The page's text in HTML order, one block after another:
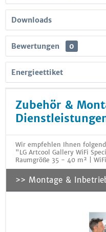
Downloads
Bewertungen 0
Energieettiket
Zubehör &
Wir empfehlen Ihnen
"LG Artcool Gallery WiFi
Raumgröße 35 - 40 m² |
>> Montage &